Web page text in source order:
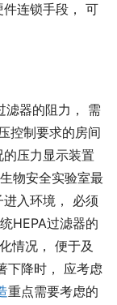
连锁手段， 可
滤器的阻力， 需
控制要求的房间
压力显示装置
物安全实验室最
入环境， 必须
HEPA过滤器的
情况， 便于及
下降时， 应考虑
重点需要考虑的